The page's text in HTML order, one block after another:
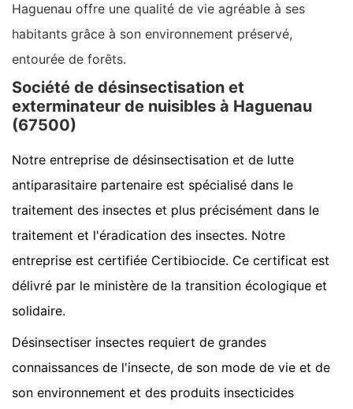
Haguenau offre une qualité de vie agréable à ses
habitants grâce à son environnement préservé,
entourée de forêts.
Société de désinsectisation et
exterminateur de nuisibles à Haguenau
(67500)
Notre entreprise de désinsectisation et de lutte
antiparasitaire partenaire est spécialisé dans le
traitement des insectes et plus précisément dans le
traitement et l'éradication des insectes. Notre
entreprise est certifiée Certibiocide. Ce certificat est
délivré par le ministère de la transition écologique et
solidaire.
Désinsectiser insectes requiert de grandes
connaissances de l'insecte, de son mode de vie et de
son environnement et des produits insecticides